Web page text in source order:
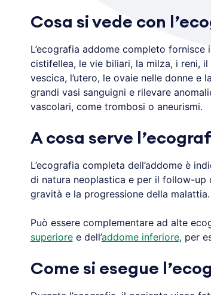
Cosa si vede con
L’ecografia addome completo
cistifellea, le vie biliari, la milza, i reni,
vescica, l’utero, le ovaie nelle donne e
grandi vasi sanguigni e rilevare
vascolari, come trombosi o aneurismi.
A cosa serve
L’ecografia completa dell’addome è
di natura neoplastica e per il follow-
gravità e la progressione della malattia.
Può essere complementare ad alte
superioree dell’addome inferiore, per
Come si esegue